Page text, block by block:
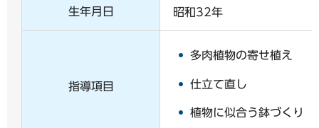
生年月日 昭和32年
指導項目
多肉植物の寄せ植え
仕立て直し
植物に似合う鉢づくり